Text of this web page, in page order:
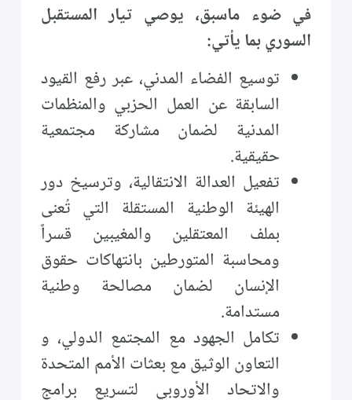
في ضوء ماسبق، يوصي تيار المستقبل
السوري بما يأتي:
توسيع الفضاء المدني، عبر رفع القيود
السابقة عن العمل الحزبي والمنظمات
المدنية لضمان مشاركة مجتمعية
حقيقية.
تفعيل العدالة الانتقالية، وترسيخ دور
الهيئة الوطنية المستقلة التي تُعنى
بملف المعتقلين والمغيبين قسراً
ومحاسبة المتورطين بانتهاكات حقوق
الإنسان لضمان مصالحة وطنية
مستدامة.
تكامل الجهود مع المجتمع الدولي، و
التعاون الوثيق مع بعثات الأمم المتحدة
والاتحاد الأوروبي لتسريع برامج